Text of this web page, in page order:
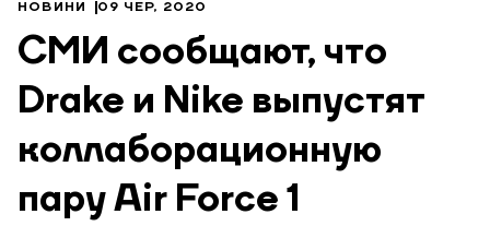
НОВИНИ 09 ЧЕР, 2020
СМИ сообщают, что
Drake и Nike выпустят
коллаборационную
пару Air Force 1